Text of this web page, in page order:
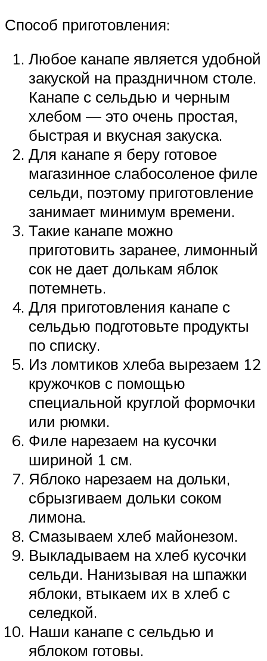
Способ приготовления:
Любое канапе является удобной
закуской на праздничном столе.
Канапе с сельдью и черным
хлебом — это очень простая,
быстрая и вкусная закуска.
Для канапе я беру готовое
магазинное слабосоленое филе
сельди, поэтому приготовление
занимает минимум времени.
Такие канапе можно
приготовить заранее, лимонный
сок не дает долькам яблок
потемнеть.
Для приготовления канапе с
сельдью подготовьте продукты
по списку.
Из ломтиков хлеба вырезаем 12
кружочков с помощью
специальной круглой формочки
или рюмки.
Филе нарезаем на кусочки
шириной 1 см.
Яблоко нарезаем на дольки,
сбрызгиваем дольки соком
лимона.
Смазываем хлеб майонезом.
Выкладываем на хлеб кусочки
сельди. Нанизывая на шпажки
яблоки, втыкаем их в хлеб с
селедкой.
Наши канапе с сельдью и
яблоком готовы.